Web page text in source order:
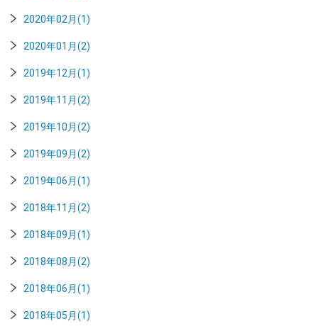
2020年02月(1)
2020年01月(2)
2019年12月(1)
2019年11月(2)
2019年10月(2)
2019年09月(2)
2019年06月(1)
2018年11月(2)
2018年09月(1)
2018年08月(2)
2018年06月(1)
2018年05月(1)